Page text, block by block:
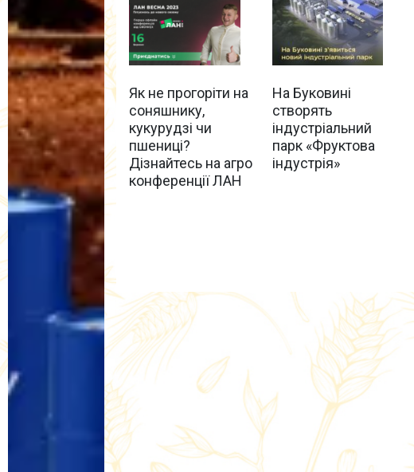
Як не прогоріти на
соняшнику,
кукурудзі чи
пшениці?
Дізнайтесь на агро
конференції ЛАН
На Буковині
створять
індустріальний
парк «Фруктова
індустрія»